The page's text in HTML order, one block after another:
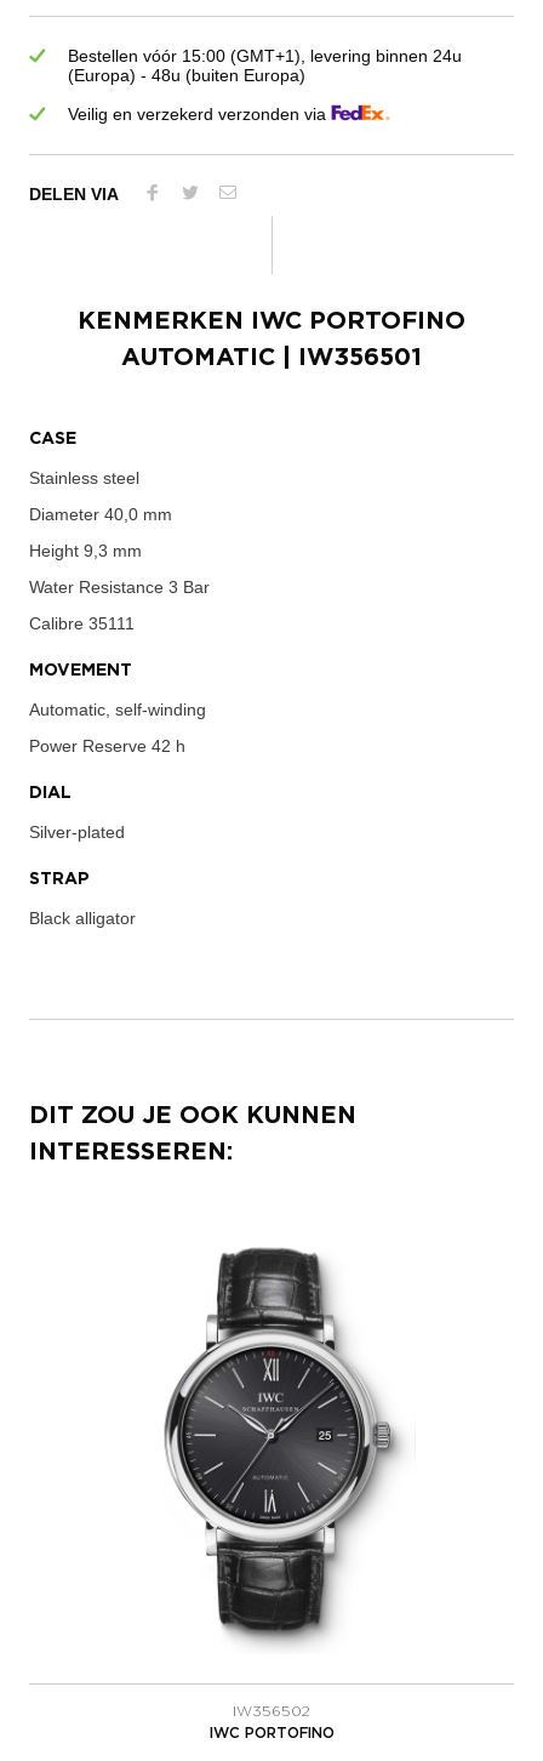
Bestellen vóór 15:00 (GMT+1), levering binnen 24u
(Europa) - 48u (buiten Europa)
Veilig en verzekerd verzonden via
DELEN VIA
KENMERKEN
IWC PORTOFINO
AUTOMATIC | IW356501
CASE
Stainless steel
Diameter 40,0 mm
Height 9,3 mm
Water Resistance 3 Bar
Calibre 35111
MOVEMENT
Automatic, self-winding
Power Reserve 42 h
DIAL
Silver-plated
STRAP
Black alligator
DIT ZOU JE OOK KUNNEN
INTERESSEREN:
IW356502
IWC PORTOFINO